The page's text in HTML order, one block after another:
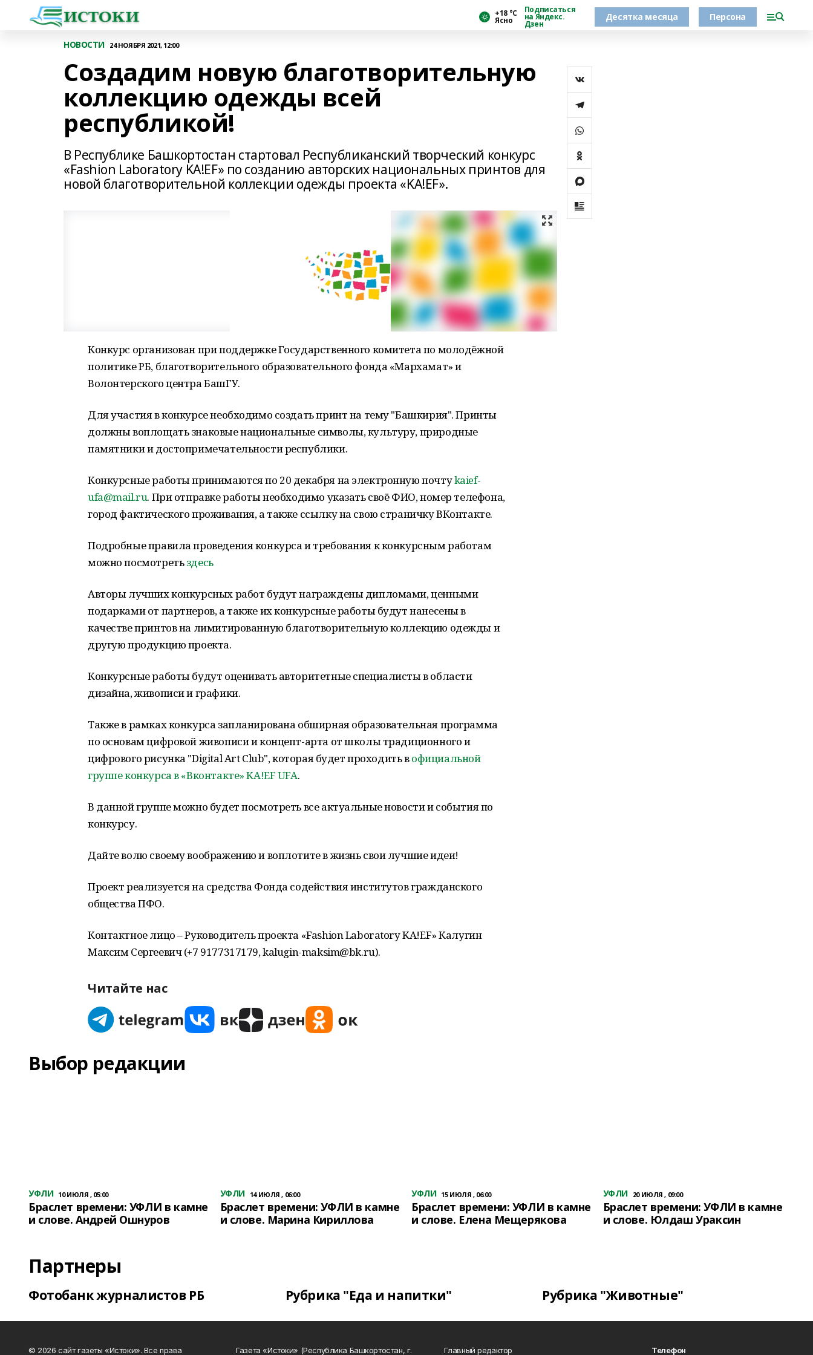
+18 °С
Ясно
Подписаться
на Яндекс.
Дзен
Десятка месяца Персона
НОВОСТИ 24 НОЯБРЯ 2021, 12:00
Создадим новую благотворительную
коллекцию одежды всей
республикой!
В Республике Башкортостан стартовал Республиканский творческий конкурс
«Fashion Laboratory KA!EF» по созданию авторских национальных принтов для
новой благотворительной коллекции одежды проекта «KA!EF».
Конкурс организован при поддержке Государственного комитета по молодёжной
политике РБ, благотворительного образовательного фонда «Мархамат» и
Волонтерского центра БашГУ.
Для участия в конкурсе необходимо создать принт на тему "Башкирия". Принты
должны воплощать знаковые национальные символы, культуру, природные
памятники и достопримечательности республики.
Конкурсные работы принимаются по 20 декабря на электронную почтуkaief-
ufa@mail.ru. При отправке работы необходимо указать своё ФИО, номер телефона,
город фактического проживания, а также ссылку на свою страничку ВКонтакте.
Подробные правила проведения конкурса и требования к конкурсным работам
можно посмотретьздесь
Авторы лучших конкурсных работ будут награждены дипломами, ценными
подарками от партнеров, а также их конкурсные работы будут нанесены в
качестве принтов на лимитированную благотворительную коллекцию одежды и
другую продукцию проекта.
Конкурсные работы будут оценивать авторитетные специалисты в области
дизайна, живописи и графики.
Также в рамках конкурса запланирована обширная образовательная программа
по основам цифровой живописи и концепт-арта от школы традиционного и
цифрового рисунка "Digital Art Club", которая будет проходить вофициальной
группе конкурса в «Вконтакте» KA!EF UFA.
В данной группе можно будет посмотреть все актуальные новости и события по
конкурсу.
Дайте волю своему воображению и воплотите в жизнь свои лучшие идеи!
Проект реализуется на средства Фонда содействия институтов гражданского
общества ПФО.
Контактное лицо – Руководитель проекта «Fashion Laboratory KA!EF» Калугин
Максим Сергеевич (+7 9177317179, kalugin-maksim@bk.ru).
Читайте нас
Выбор редакции
УФЛИ 10 ИЮЛЯ , 05:00
Браслет времени: УФЛИ в камне
и слове. Андрей Ошнуров
УФЛИ 14 ИЮЛЯ , 06:00
Браслет времени: УФЛИ в камне
и слове. Марина Кириллова
УФЛИ 15 ИЮЛЯ , 06:00
Браслет времени: УФЛИ в камне
и слове. Елена Мещерякова
УФЛИ 20 ИЮЛЯ , 09:00
Браслет времени: УФЛИ в камне
и слове. Юлдаш Ураксин
Партнеры
Фотобанк журналистов РБ Рубрика "Еда и напитки" Рубрика "Животные"
© 2026 сайт газеты «Истоки». Все права Газета «Истоки» (Республика Башкортостан, г. Главный редактор Телефон